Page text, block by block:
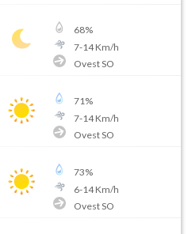
68%
7-14Km/h
Ovest SO
71%
7-14Km/h
Ovest SO
73%
6-14Km/h
Ovest SO